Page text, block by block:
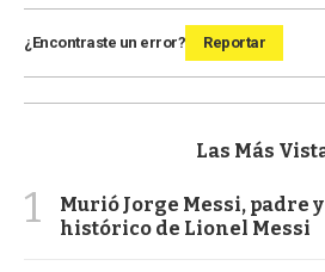
¿Encontraste un error? Reportar
Las Más
1
Murió Jorge Messi, padre
histórico de Lionel Messi